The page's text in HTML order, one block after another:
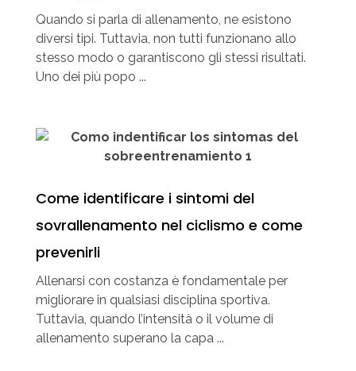
Quando si parla di allenamento, ne esistono
diversi tipi. Tuttavia, non tutti funzionano allo
stesso modo o garantiscono gli stessi risultati.
Uno dei più popo ...
Come identificare i sintomi del
sovrallenamento nel ciclismo e come
prevenirli
Allenarsi con costanza è fondamentale per
migliorare in qualsiasi disciplina sportiva.
Tuttavia, quando l’intensità o il volume di
allenamento superano la capa ...